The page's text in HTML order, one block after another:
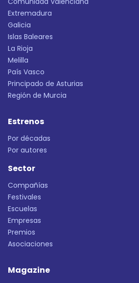
Extremadura
Galicia
Islas Baleares
La Rioja
Melilla
País Vasco
Principado de Asturias
Región de Murcia
Estrenos
Por décadas
Por autores
Sector
Compañías
Festivales
Escuelas
Empresas
Premios
Asociaciones
Magazine